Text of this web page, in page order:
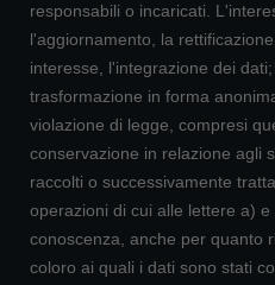
responsabili o incaricati.
l'aggiornamento, la
interesse, l'integrazione dei
trasformazione in forma
violazione di legge, compresi
conservazione in relazione agli
raccolti o successivamente
operazioni di cui alle lettere a)
conoscenza, anche per quanto
coloro ai quali i dati sono stati